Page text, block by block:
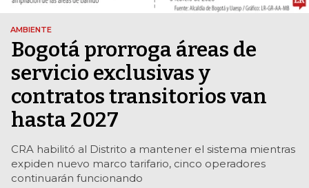
AMBIENTE
Bogotá prorroga áreas de
servicio exclusivas y
contratos transitorios van
hasta 2027
CRA habilitó al Distrito a mantener el sistema mientras
expiden nuevo marco tarifario, cinco operadores
continuarán funcionando